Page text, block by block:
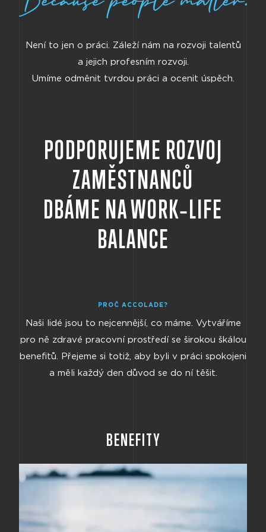
Není to jen o práci. Záleží nám na rozvoji talentů
a jejich profesním rozvoji.
Umíme odměnit tvrdou práci a ocenit úspěch.
PODPORUJEME ROZVOJ
ZAMĚSTNANCŮ
DBÁME NA WORK‑LIFE
BALANCE
PROČ ACCOLADE?
Naši lidé jsou to nejcennější, co máme. Vytváříme
pro ně zdravé pracovní prostředí se širokou škálou
benefitů. Přejeme si totiž, aby byli v práci spokojeni
a měli každý den důvod se do ní těšit.
BENEFITY